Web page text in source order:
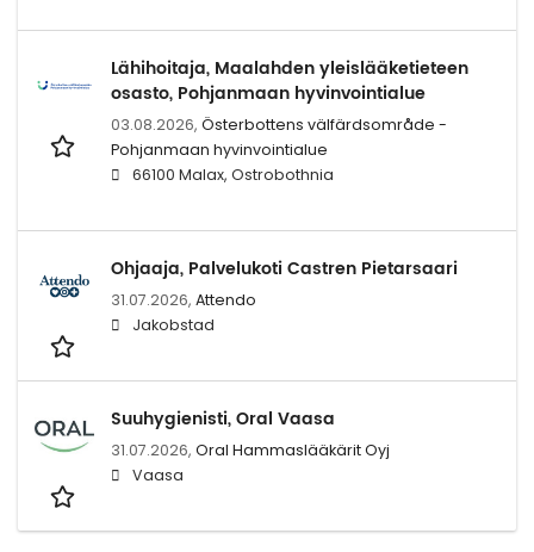
Lähihoitaja, Maalahden yleislääketieteen
osasto, Pohjanmaan hyvinvointialue
03.08.2026, Österbottens välfärdsområde -
Pohjanmaan hyvinvointialue
66100 Malax, Ostrobothnia
Ohjaaja, Palvelukoti Castren Pietarsaari
31.07.2026, Attendo
Jakobstad
Suuhygienisti, Oral Vaasa
31.07.2026, Oral Hammaslääkärit Oyj
Vaasa